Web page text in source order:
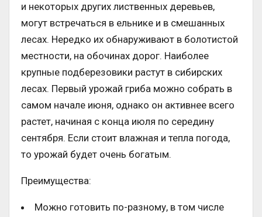
и некоторых других лиственных деревьев,
могут встречаться в ельнике и в смешанных
лесах. Нередко их обнаруживают в болотистой
местности, на обочинах дорог. Наиболее
крупные подберезовики растут в сибирских
лесах. Первый урожай гриба можно собрать в
самом начале июня, однако он активнее всего
растет, начиная с конца июля по середину
сентября. Если стоит влажная и тепла погода,
то урожай будет очень богатым.
Преимущества:
Можно готовить по-разному, в том числе